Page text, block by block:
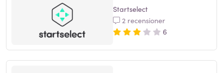
Startselect
2 recensioner
6